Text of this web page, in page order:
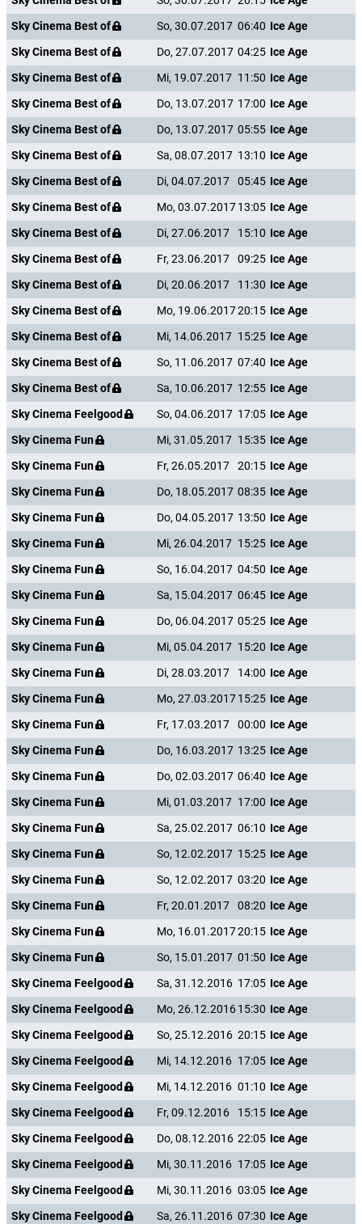
Sky Cinema Best of
So, 30.07.2017 06:40 Ice Age
Sky Cinema Best of
Do, 27.07.2017 04:25 Ice Age
Sky Cinema Best of
Mi, 19.07.2017 11:50 Ice Age
Sky Cinema Best of
Do, 13.07.2017 17:00 Ice Age
Sky Cinema Best of
Do, 13.07.2017 05:55 Ice Age
Sky Cinema Best of
Sa, 08.07.2017 13:10 Ice Age
Sky Cinema Best of
Di, 04.07.2017 05:45 Ice Age
Sky Cinema Best of
Mo, 03.07.201713:05 Ice Age
Sky Cinema Best of
Di, 27.06.2017 15:10 Ice Age
Sky Cinema Best of
Fr, 23.06.2017 09:25 Ice Age
Sky Cinema Best of
Di, 20.06.2017 11:30 Ice Age
Sky Cinema Best of
Mo, 19.06.201720:15 Ice Age
Sky Cinema Best of
Mi, 14.06.2017 15:25 Ice Age
Sky Cinema Best of
So, 11.06.2017 07:40 Ice Age
Sky Cinema Best of
Sa, 10.06.2017 12:55 Ice Age
Sky Cinema Feelgood
So, 04.06.2017 17:05 Ice Age
Sky Cinema Fun
Mi, 31.05.2017 15:35 Ice Age
Sky Cinema Fun
Fr, 26.05.2017 20:15 Ice Age
Sky Cinema Fun
Do, 18.05.2017 08:35 Ice Age
Sky Cinema Fun
Do, 04.05.2017 13:50 Ice Age
Sky Cinema Fun
Mi, 26.04.2017 15:25 Ice Age
Sky Cinema Fun
So, 16.04.2017 04:50 Ice Age
Sky Cinema Fun
Sa, 15.04.2017 06:45 Ice Age
Sky Cinema Fun
Do, 06.04.2017 05:25 Ice Age
Sky Cinema Fun
Mi, 05.04.2017 15:20 Ice Age
Sky Cinema Fun
Di, 28.03.2017 14:00 Ice Age
Sky Cinema Fun
Mo, 27.03.201715:25 Ice Age
Sky Cinema Fun
Fr, 17.03.2017 00:00 Ice Age
Sky Cinema Fun
Do, 16.03.2017 13:25 Ice Age
Sky Cinema Fun
Do, 02.03.2017 06:40 Ice Age
Sky Cinema Fun
Mi, 01.03.2017 17:00 Ice Age
Sky Cinema Fun
Sa, 25.02.2017 06:10 Ice Age
Sky Cinema Fun
So, 12.02.2017 15:25 Ice Age
Sky Cinema Fun
So, 12.02.2017 03:20 Ice Age
Sky Cinema Fun
Fr, 20.01.2017 08:20 Ice Age
Sky Cinema Fun
Mo, 16.01.201720:15 Ice Age
Sky Cinema Fun
So, 15.01.2017 01:50 Ice Age
Sky Cinema Feelgood
Sa, 31.12.2016 17:05 Ice Age
Sky Cinema Feelgood
Mo, 26.12.201615:30 Ice Age
Sky Cinema Feelgood
So, 25.12.2016 20:15 Ice Age
Sky Cinema Feelgood
Mi, 14.12.2016 17:05 Ice Age
Sky Cinema Feelgood
Mi, 14.12.2016 01:10 Ice Age
Sky Cinema Feelgood
Fr, 09.12.2016 15:15 Ice Age
Sky Cinema Feelgood
Do, 08.12.2016 22:05 Ice Age
Sky Cinema Feelgood
Mi, 30.11.2016 17:05 Ice Age
Sky Cinema Feelgood
Mi, 30.11.2016 03:05 Ice Age
Sky Cinema Feelgood
Sa, 26.11.2016 07:30 Ice Age